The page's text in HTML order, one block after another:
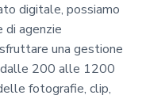
digitale, possiamo
di agenzie
una gestione
dalle 200 alle 1200
fotografie, clip,